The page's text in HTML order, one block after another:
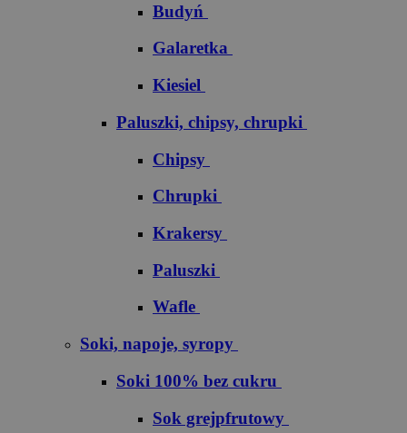
Budyń
Galaretka
Kiesiel
Paluszki, chipsy, chrupki
Chipsy
Chrupki
Krakersy
Paluszki
Wafle
Soki, napoje, syropy
Soki 100% bez cukru
S​o​k​ ​g​r​e​j​p​f​r​u​t​o​w​y